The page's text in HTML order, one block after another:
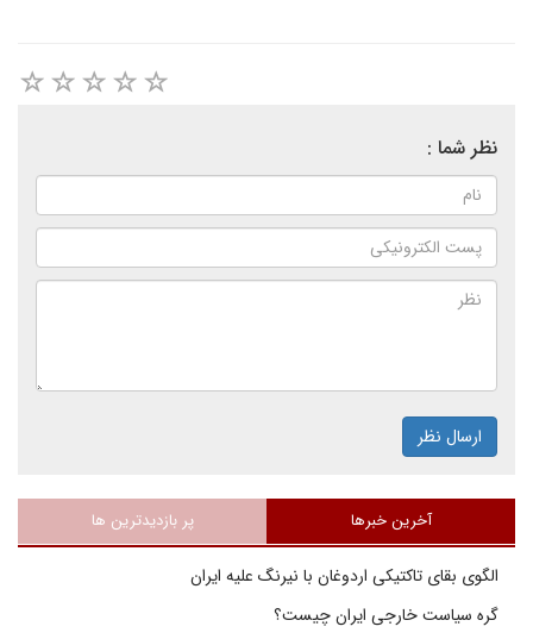
نظر شما :
ارسال نظر
آخرین خبرها پر بازدیدترین ها
الگوی بقای تاکتیکی اردوغان با نیرنگ علیه ایران
گره سیاست خارجی ایران چیست؟